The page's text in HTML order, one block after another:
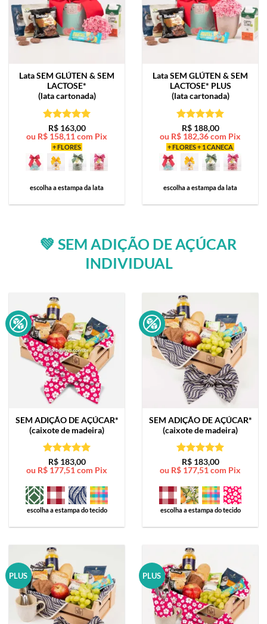
LataSEM GLÚTEN & SEM
LACTOSE*
(lata cartonada)
Avaliação5
de 5
R$163,00
ou R$ 158,11 com Pix
+ FLORES
escolha a estampa da lata
LataSEM GLÚTEN & SEM
LACTOSE* PLUS
(lata cartonada)
Avaliação5
de 5
R$188,00
ou R$ 182,36com Pix
+ FLORES + 1 CANECA
escolha a estampa da lata
💚 SEM ADIÇÃO DE AÇÚCAR
INDIVIDUAL
SEM ADIÇÃO DE AÇÚCAR*
(caixote de madeira)
Avaliação5
de 5
R$183,00
ou R$ 177,51com Pix
escolha a estampa do tecido
SEM ADIÇÃO DE AÇÚCAR*
(caixote de madeira)
Avaliação5
de 5
R$183,00
ou R$ 177,51com Pix
escolha a estampa do tecido
PLUS PLUS